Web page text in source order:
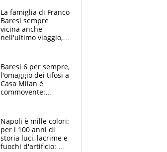
La famiglia di Franco
Baresi sempre
vicina anche
nell'ultimo viaggio,
circondati
dall'affetto dei tifosi
Baresi 6 per sempre,
l'omaggio dei tifosi a
Casa Milan è
commovente:
bigliettini
Napoli è mille colori:
per i 100 anni di
storia luci, lacrime e
fuochi d'artificio: De